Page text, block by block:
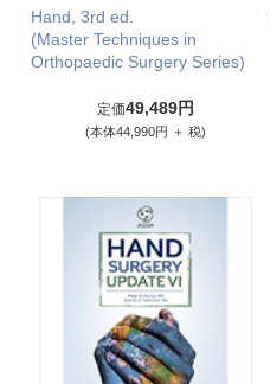
Hand, 3rd ed.
(Master Techniques in
Orthopaedic Surgery Series)
定価49,489円
(本体44,990円 ＋ 税)